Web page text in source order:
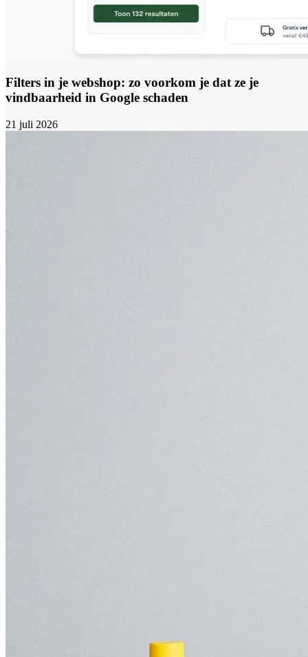
Filters in je webshop: zo voorkom je dat ze je
vindbaarheid in Google schaden
21 juli 2026